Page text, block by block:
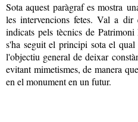
Sota aquest paràgraf es mostra
les intervencions fetes. Val a
indicats pels tècnics de
s'ha seguit el principi sota el
l'objectiu general de deixar
evitant mimetismes, de manera
en el monument en un futur.